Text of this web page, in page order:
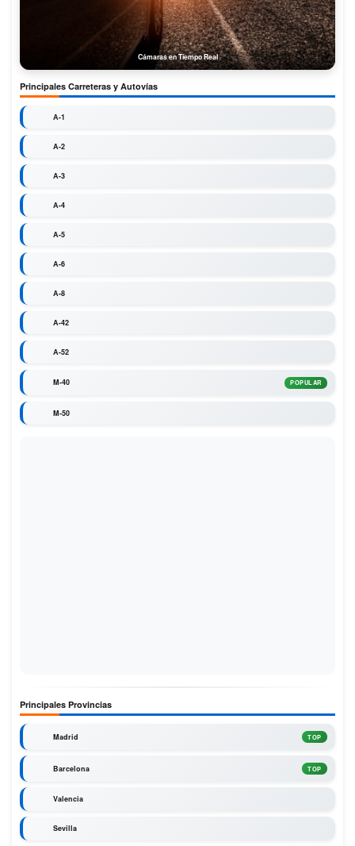
Cámaras en Tiempo Real
Principales Carreteras y Autovías
A-1
A-2
A-3
A-4
A-5
A-6
A-8
A-42
A-52
M-40 POPULAR
M-50
Principales Provincias
Madrid TOP
Barcelona TOP
Valencia
Sevilla